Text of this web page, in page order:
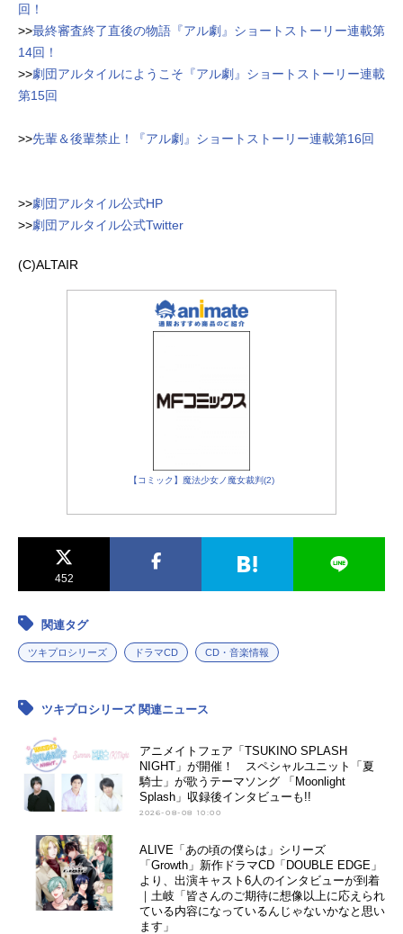
回！
>>最終審査終了直後の物語『アル劇』ショートストーリー連載第
14回！
>>劇団アルタイルにようこそ『アル劇』ショートストーリー連載
第15回
>>先輩＆後輩禁止！『アル劇』ショートストーリー連載第16回
>>劇団アルタイル公式HP
>>劇団アルタイル公式Twitter
(C)ALTAIR
【コミック】魔法少女ノ魔女裁判(2)
452
関連タグ
ツキプロシリーズ ドラマCD CD・音楽情報
ツキプロシリーズ 関連ニュース
アニメイトフェア「TSUKINO SPLASH
NIGHT」が開催！ スペシャルユニット「夏
騎士」が歌うテーマソング 「Moonlight
Splash」収録後インタビューも!!
2026-08-08 10:00
ALIVE「あの頃の僕らは」シリーズ
「Growth」新作ドラマCD「DOUBLE EDGE」
より、出演キャスト6人のインタビューが到着
｜土岐「皆さんのご期待に想像以上に応えられ
ている内容になっているんじゃないかなと思い
ます」